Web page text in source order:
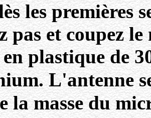
les premières
pas et coupez
plastique de
L'antenne
la masse du